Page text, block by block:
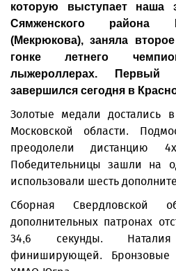
которую выступает наша
Сямженского района
(Мекрюкова), заняла
гонке летнего
лыжероллерах. Первый
завершился сегодня в
Золотые медали достались
Московской области.
преодолели дистанцию
Победительницы зашли на
использовали шесть
Сборная Свердловской
дополнительных патронах
34,6 секунды.
финиширующей.